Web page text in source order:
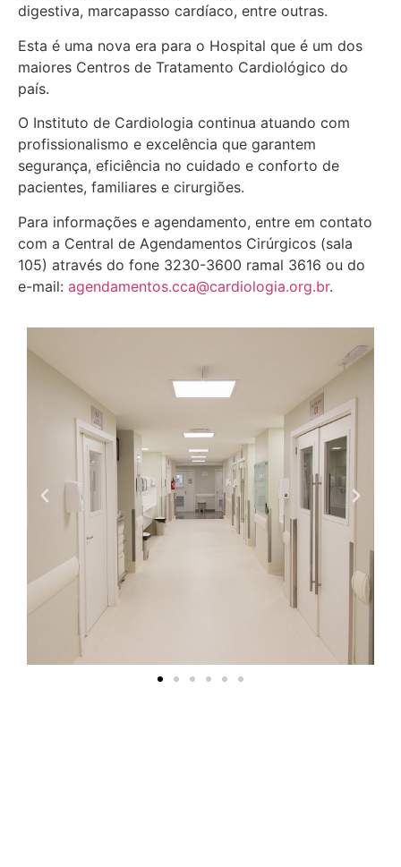
digestiva, marcapasso cardíaco, entre outras.
Esta é uma nova era para o Hospital que é um dos
maiores Centros de Tratamento Cardiológico do
país.
O Instituto de Cardiologia continua atuando com
profissionalismo e excelência que garantem
segurança, eficiência no cuidado e conforto de
pacientes, familiares e cirurgiões.
Para informações e agendamento, entre em contato
com a Central de Agendamentos Cirúrgicos (sala
105) através do fone 3230-3600 ramal 3616 ou do
e-mail: agendamentos.cca@cardiologia.org.br.